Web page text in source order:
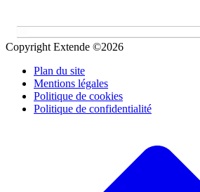
Copyright Extende ©2026
Plan du site
Mentions légales
Politique de cookies
Politique de confidentialité